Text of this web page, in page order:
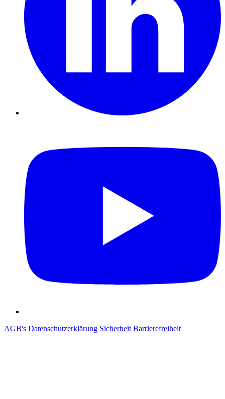
AGB's Datenschutzerklärung Sicherheit Barrierefreiheit